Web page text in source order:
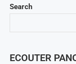
Search
ECOUTER